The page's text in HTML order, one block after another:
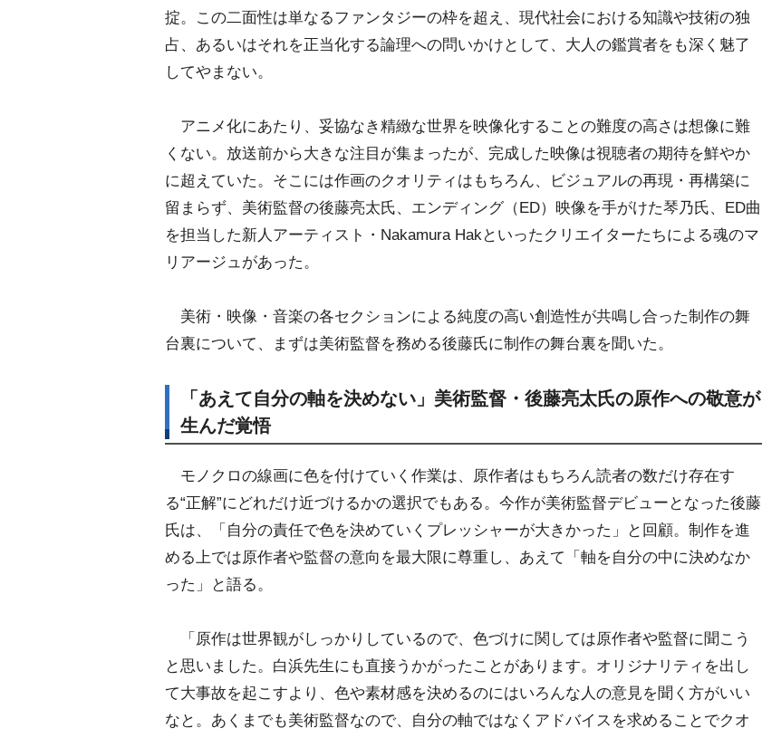
掟。この二面性は単なるファンタジーの枠を超え、現代社会における知識や技術の独
占、あるいはそれを正当化する論理への問いかけとして、大人の鑑賞者をも深く魅了
してやまない。
アニメ化にあたり、妥協なき精緻な世界を映像化することの難度の高さは想像に難
くない。放送前から大きな注目が集まったが、完成した映像は視聴者の期待を鮮やか
に超えていた。そこには作画のクオリティはもちろん、ビジュアルの再現・再構築に
留まらず、美術監督の後藤亮太氏、エンディング（ED）映像を手がけた琴乃氏、ED曲
を担当した新人アーティスト・Nakamura Hakといったクリエイターたちによる魂のマ
リアージュがあった。
美術・映像・音楽の各セクションによる純度の高い創造性が共鳴し合った制作の舞
台裏について、まずは美術監督を務める後藤氏に制作の舞台裏を聞いた。
「あえて自分の軸を決めない」美術監督・後藤亮太氏の原作への敬意が
生んだ覚悟
モノクロの線画に色を付けていく作業は、原作者はもちろん読者の数だけ存在す
る“正解”にどれだけ近づけるかの選択でもある。今作が美術監督デビューとなった後藤
氏は、「自分の責任で色を決めていくプレッシャーが大きかった」と回顧。制作を進
める上では原作者や監督の意向を最大限に尊重し、あえて「軸を自分の中に決めなか
った」と語る。
「原作は世界観がしっかりしているので、色づけに関しては原作者や監督に聞こう
と思いました。白浜先生にも直接うかがったことがあります。オリジナリティを出し
て大事故を起こすより、色や素材感を決めるのにはいろんな人の意見を聞く方がいい
なと。あくまでも美術監督なので、自分の軸ではなくアドバイスを求めることでクオ